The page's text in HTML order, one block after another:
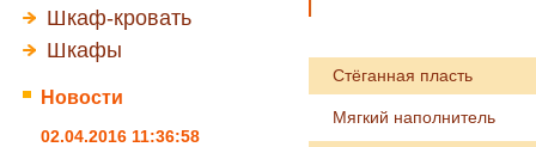
Шкаф-кровать
Шкафы
Новости
02.04.2016 11:36:58
Стёганная пласть
Мягкий наполнитель